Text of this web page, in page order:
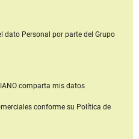
dato Personal por parte del Grupo
comparta mis datos
conforme su Política de